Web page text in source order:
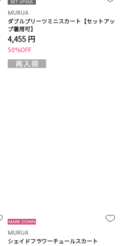
MURUA
ダブルプリーツミニスカート【セットアッ
プ着用可】
4,455 円
50%OFF
MURUA
シェイドフラワーチュールスカート